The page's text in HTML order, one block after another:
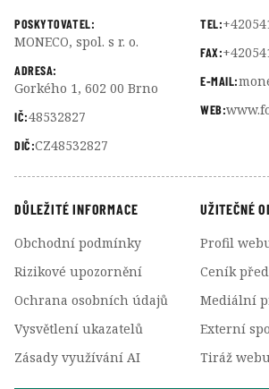
POSKYTOVATEL:
MONECO, spol. s r. o.
ADRESA:
Gorkého 1, 602 00 Brno
IČ:48532827
DIČ:CZ48532827
TEL:
FAX:
E-MAIL:
WEB:
DŮLEŽITÉ INFORMACE
Obchodní podmínky
Rizikové upozornění
Ochrana osobních údajů
Vysvětlení ukazatelů
Zásady využívání AI
UŽITEČNÉ
Profil
Ceník
Mediální
Externí
Tiráž webu